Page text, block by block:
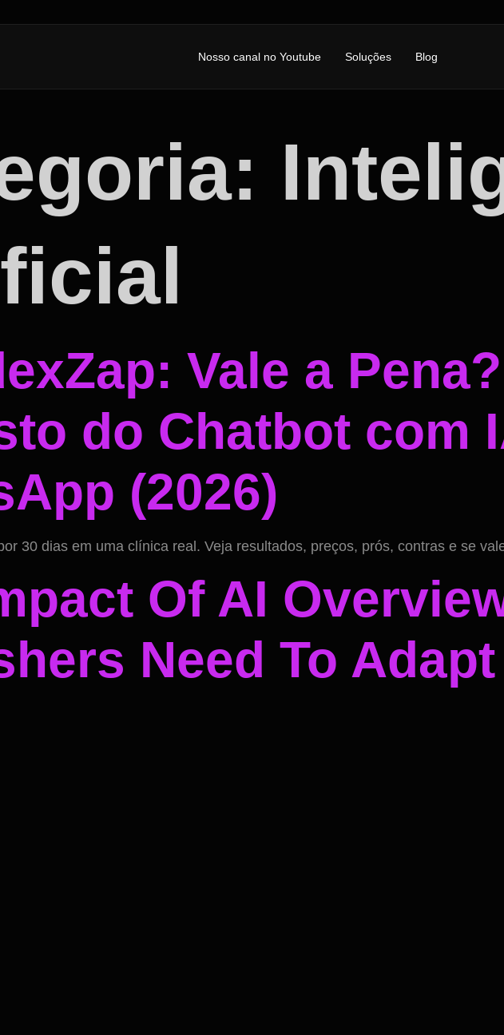
Nosso canal no Youtube Soluções Blog
Vale a
do Chatbot com
(2026)
30 dias em uma clínica real. Veja resultados, preços, prós, contras e se
Of AI
Need To Adapt